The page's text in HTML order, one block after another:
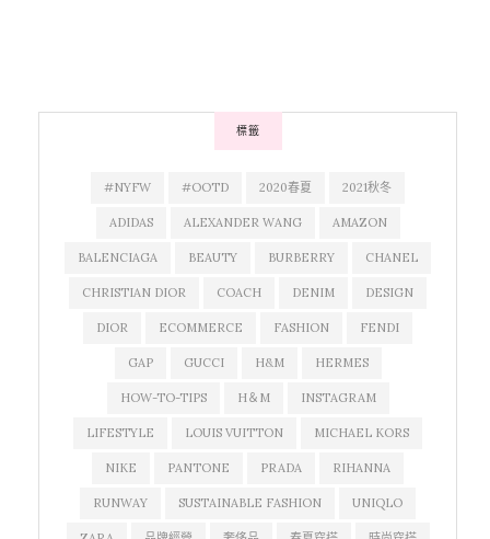
標籤
#NYFW #OOTD 2020春夏 2021秋冬
ADIDAS ALEXANDER WANG AMAZON
BALENCIAGA BEAUTY BURBERRY CHANEL
CHRISTIAN DIOR COACH DENIM DESIGN
DIOR ECOMMERCE FASHION FENDI
GAP GUCCI H&M HERMES
HOW-TO-TIPS H＆M INSTAGRAM
LIFESTYLE LOUIS VUITTON MICHAEL KORS
NIKE PANTONE PRADA RIHANNA
RUNWAY SUSTAINABLE FASHION UNIQLO